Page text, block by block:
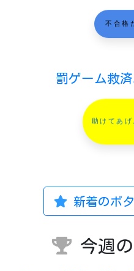
不合格
罰ゲーム救
助けてあげ
新着のボ
今週